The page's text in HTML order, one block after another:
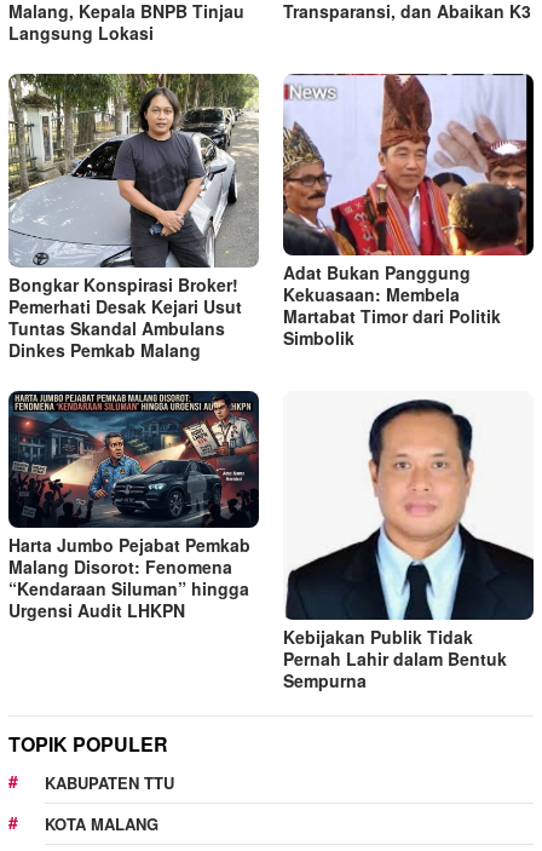
Malang, Kepala BNPB Tinjau
Langsung Lokasi
Transparansi, dan Abaikan K3
Bongkar Konspirasi Broker!
Pemerhati Desak Kejari Usut
Tuntas Skandal Ambulans
Dinkes Pemkab Malang
Adat Bukan Panggung
Kekuasaan: Membela
Martabat Timor dari Politik
Simbolik
Harta Jumbo Pejabat Pemkab
Malang Disorot: Fenomena
“Kendaraan Siluman” hingga
Urgensi Audit LHKPN
Kebijakan Publik Tidak
Pernah Lahir dalam Bentuk
Sempurna
TOPIK POPULER
KABUPATEN TTU
KOTA MALANG